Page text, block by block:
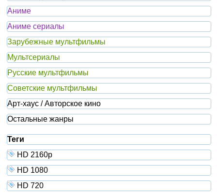
Аниме
Аниме сериалы
Зарубежные мультфильмы
Мультсериалы
Русские мультфильмы
Советские мультфильмы
Арт-хаус / Авторское кино
Остальные жанры
Теги
HD 2160р
HD 1080
HD 720